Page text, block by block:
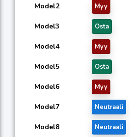
Model2 Myy
Model3 Osta
Model4 Myy
Model5 Osta
Model6 Myy
Model7 Neutraali
Model8 Neutraali